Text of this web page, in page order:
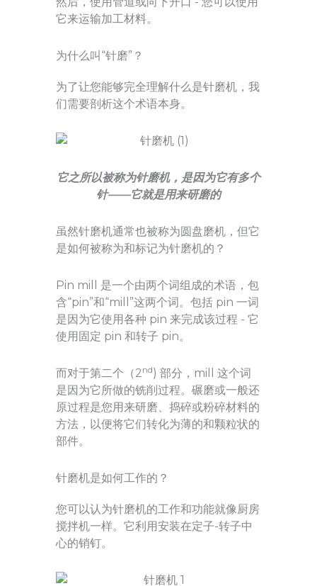
它来运输加工材料。
为什么叫“针磨”？
为了让您能够完全理解什么是针磨机，我
们需要剖析这个术语本身。
它之所以被称为针磨机，是因为它有多个
针——它就是用来研磨的
虽然针磨机通常也被称为圆盘磨机，但它
是如何被称为和标记为针磨机的？
Pin mill 是一个由两个词组成的术语，包
含“pin”和“mill”这两个词。包括 pin 一词
是因为它使用各种 pin 来完成该过程 - 它
使用固定 pin 和转子 pin。
而对于第二个（2nd) 部分，mill 这个词
是因为它所做的铣削过程。碾磨或一般还
原过程是您用来研磨、捣碎或粉碎材料的
方法，以便将它们转化为薄的和颗粒状的
部件。
针磨机是如何工作的？
您可以认为针磨机的工作和功能就像厨房
搅拌机一样。它利用安装在定子-转子中
心的销钉。